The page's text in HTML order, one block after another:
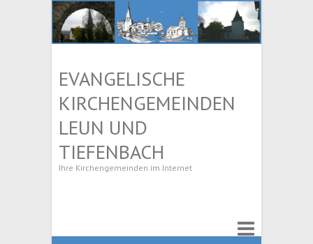
EVANGELISCHE
KIRCHENGEMEINDEN
LEUN UND
TIEFENBACH
Ihre Kirchengemeinden im Internet